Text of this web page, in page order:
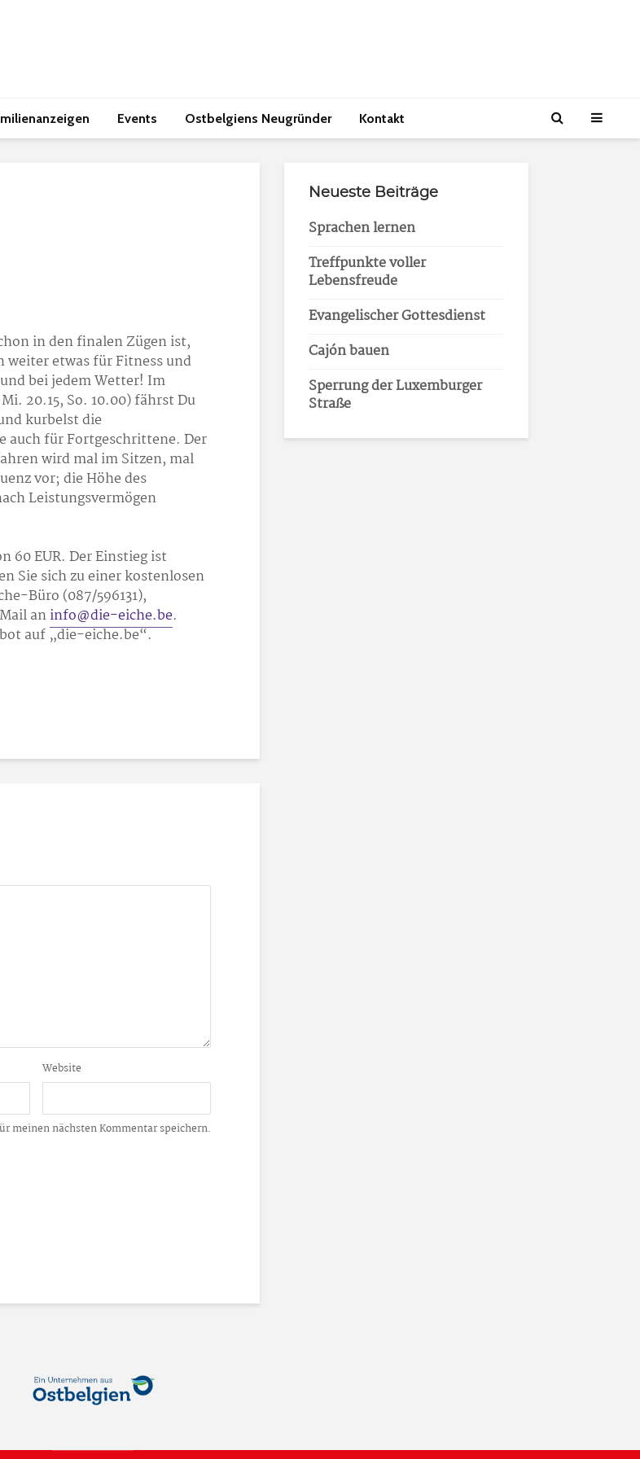
Events Ostbelgiens Neugründer Kontakt
in den finalen Zügen ist,
weiter etwas für Fitness und
bei jedem Wetter! Im
20.15, So. 10.00) fährst Du
kurbelst die
auch für Fortgeschrittene. Der
wird mal im Sitzen, mal
vor; die Höhe des
Leistungsvermögen
60 EUR. Der Einstieg ist
Sie sich zu einer kostenlosen
Büro (087/596131),
aninfo@die-eiche.be.
auf „die-eiche.be“.
Website
meinen nächsten Kommentar speichern.
Neueste Beiträge
Sprachen lernen
Treffpunkte voller
Lebensfreude
Evangelischer Gottesdienst
Cajón bauen
Sperrung der Luxemburger
Straße